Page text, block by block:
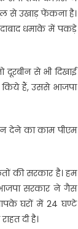
से उखाड़ फेंकना है।
धमाके में पकड़े
दूरबीन से भी दिखाई
हैं, उससे भाजपा
देने का काम पीएम
की सरकार है। हम
सरकार ने गैस
घरों में 24 घण्टे
दी है।